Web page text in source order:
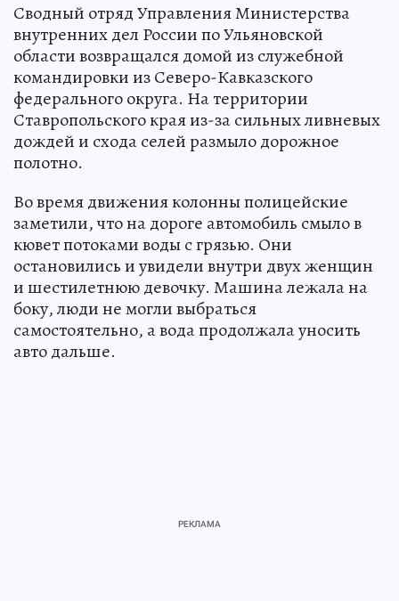
Сводный отряд Управления Министерства
внутренних дел России по Ульяновской
области возвращался домой из служебной
командировки из Северо-Кавказского
федерального округа. На территории
Ставропольского края из-за сильных ливневых
дождей и схода селей размыло дорожное
полотно.
Во время движения колонны полицейские
заметили, что на дороге автомобиль смыло в
кювет потоками воды с грязью. Они
остановились и увидели внутри двух женщин
и шестилетнюю девочку. Машина лежала на
боку, люди не могли выбраться
самостоятельно, а вода продолжала уносить
авто дальше.